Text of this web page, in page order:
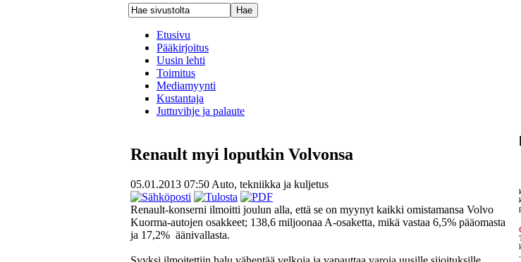
Etusivu
Pääkirjoitus
Uusin lehti
Toimitus
Mediamyynti
Kustantaja
Juttuvihje ja palaute
Renault myi loputkin Volvonsa
05.01.2013 07:50 Auto, tekniikka ja kuljetus
Renault-konserni ilmoitti joulun alla, että se on myynyt kaikki omistamansa Volvo
Kuorma-autojen osakkeet; 138,6 miljoonaa A-osaketta, mikä vastaa 6,5% pääomasta
ja 17,2% äänivallasta.